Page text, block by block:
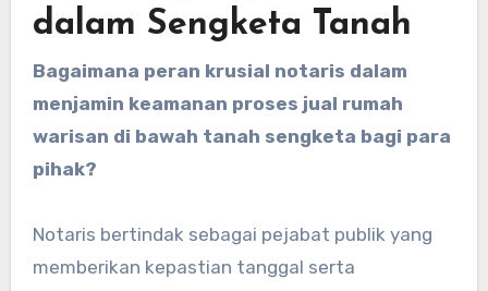
dalam Sengketa Tanah
Bagaimana peran krusial notaris dalam
menjamin keamanan proses jual rumah
warisan di bawah tanah sengketa bagi para
pihak?
Notaris bertindak sebagai pejabat publik yang
memberikan kepastian tanggal serta